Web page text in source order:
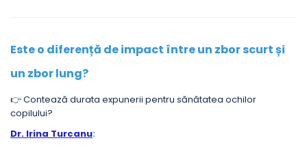
Este o diferență de impact între un zbor scurt și
un zbor lung?
👉 Contează durata expunerii pentru sănătatea ochilor
copilului?
Dr. Irina Turcanu: